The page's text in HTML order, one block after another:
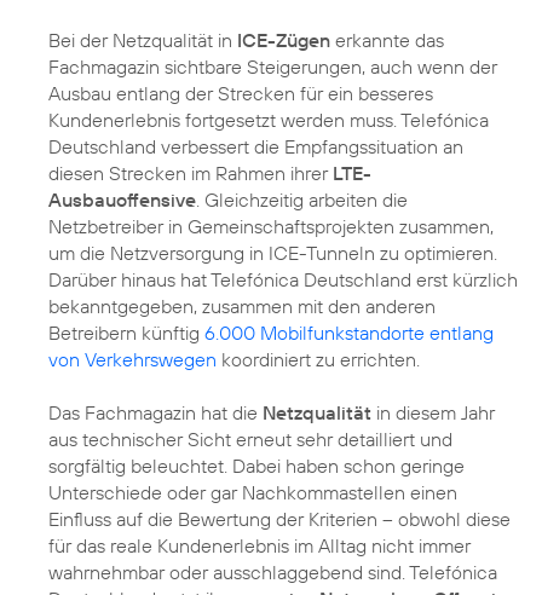
Bei der Netzqualität in ICE-Zügen erkannte das
Fachmagazin sichtbare Steigerungen, auch wenn der
Ausbau entlang der Strecken für ein besseres
Kundenerlebnis fortgesetzt werden muss. Telefónica
Deutschland verbessert die Empfangssituation an
diesen Strecken im Rahmen ihrer LTE-
Ausbauoffensive . Gleichzeitig arbeiten die
Netzbetreiber in Gemeinschaftsprojekten zusammen,
um die Netzversorgung in ICE-Tunneln zu optimieren.
Darüber hinaus hat Telefónica Deutschland erst kürzlich
bekanntgegeben, zusammen mit den anderen
Betreibern künftig 6.000 Mobilfunkstandorte entlang
von Verkehrswegen koordiniert zu errichten.
Das Fachmagazin hat die Netzqualität in diesem Jahr
aus technischer Sicht erneut sehr detailliert und
sorgfältig beleuchtet. Dabei haben schon geringe
Unterschiede oder gar Nachkommastellen einen
Einfluss auf die Bewertung der Kriterien – obwohl diese
für das reale Kundenerlebnis im Alltag nicht immer
wahrnehmbar oder ausschlaggebend sind. Telefónica